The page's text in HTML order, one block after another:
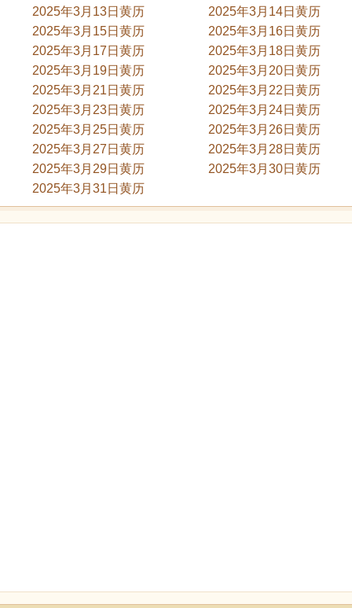
2025年3月13日黄历
2025年3月14日黄历
2025年3月15日黄历
2025年3月16日黄历
2025年3月17日黄历
2025年3月18日黄历
2025年3月19日黄历
2025年3月20日黄历
2025年3月21日黄历
2025年3月22日黄历
2025年3月23日黄历
2025年3月24日黄历
2025年3月25日黄历
2025年3月26日黄历
2025年3月27日黄历
2025年3月28日黄历
2025年3月29日黄历
2025年3月30日黄历
2025年3月31日黄历